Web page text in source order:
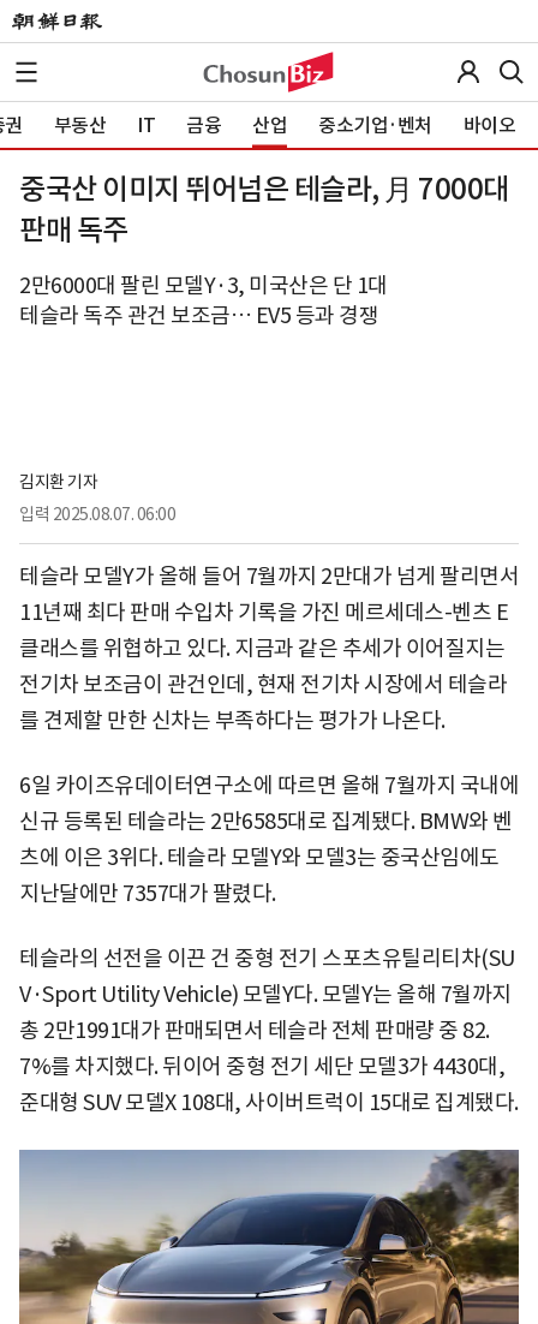
부동산 IT 금융 산업 중소기업·벤처 바이오
중국산 이미지 뛰어넘은 테슬라, 月 7000대
판매 독주
2만6000대 팔린 모델Y·3, 미국산은 단 1대
테슬라 독주 관건 보조금… EV5 등과 경쟁
김지환 기자
입력 2025.08.07. 06:00
테슬라 모델Y가 올해 들어 7월까지 2만대가 넘게 팔리면서
11년째 최다 판매 수입차 기록을 가진 메르세데스-벤츠 E
클래스를 위협하고 있다. 지금과 같은 추세가 이어질지는
전기차 보조금이 관건인데, 현재 전기차 시장에서 테슬라
를 견제할 만한 신차는 부족하다는 평가가 나온다.
6일 카이즈유데이터연구소에 따르면 올해 7월까지 국내에
신규 등록된 테슬라는 2만6585대로 집계됐다. BMW와 벤
츠에 이은 3위다. 테슬라 모델Y와 모델3는 중국산임에도
지난달에만 7357대가 팔렸다.
테슬라의 선전을 이끈 건 중형 전기 스포츠유틸리티차(SU
V·Sport Utility Vehicle) 모델Y다. 모델Y는 올해 7월까지
총 2만1991대가 판매되면서 테슬라 전체 판매량 중 82.
7%를 차지했다. 뒤이어 중형 전기 세단 모델3가 4430대,
준대형 SUV 모델X 108대, 사이버트럭이 15대로 집계됐다.